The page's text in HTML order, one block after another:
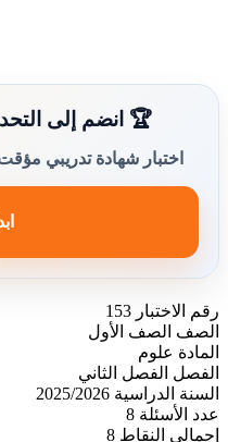
🏆 انضم إلى
اختبار شهادة تدريبي
رقم الاختبار 153
الصف
الصف الأول
المادة
علوم
الفصل
الفصل الثاني
السنة الدراسية 2025/2026
عدد الأسئلة 8
إجمالي النقاط 8